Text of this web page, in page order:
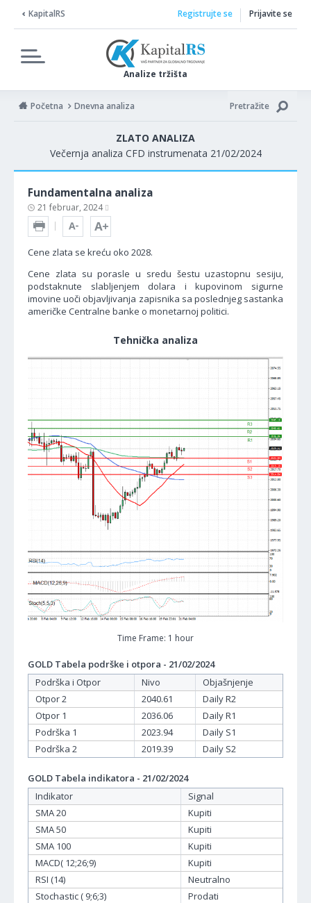
KapitalRS
Analize tržišta
Registrujte se Prijavite se
Početna Dnevna analiza Pretražite
ZLATO ANALIZA
Večernja analiza CFD instrumenata 21/02/2024
Fundamentalna analiza
21 februar, 2024
Cene zlata se kreću oko 2028.
Cene zlata su porasle u sredu šestu uzastopnu sesiju,
podstaknute slabljenjem dolara i kupovinom sigurne
imovine uoči objavljivanja zapisnika sa poslednjeg sastanka
američke Centralne banke o monetarnoj politici.
Tehnička analiza
Time Frame: 1 hour
GOLD Tabela podrške i otpora - 21/02/2024
Podrška i Otpor
Nivo
Objašnjenje
Otpor 2
2040.61
Daily R2
Otpor 1
2036.06
Daily R1
Podrška 1
2023.94
Daily S1
Podrška 2
2019.39 Daily S2
GOLD Tabela indikatora - 21/02/2024
Indikator
Signal
SMA 20
Kupiti
SMA 50
Kupiti
SMA 100
Kupiti
MACD( 12;26;9)
Kupiti
RSI (14)
Neutralno
Stochastic ( 9;6;3)
Prodati